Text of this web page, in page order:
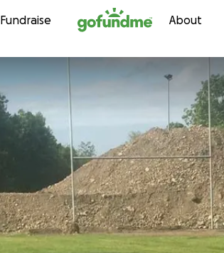
Skip to content
Fundraise About